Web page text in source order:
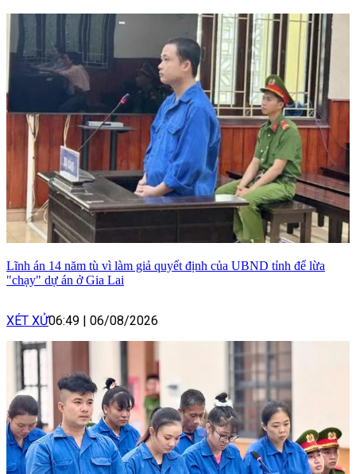
Lĩnh án 14 năm tù vì làm giả quyết định của UBND tỉnh để lừa
"chạy" dự án ở Gia Lai
XÉT XỬ06:49 06/08/2026